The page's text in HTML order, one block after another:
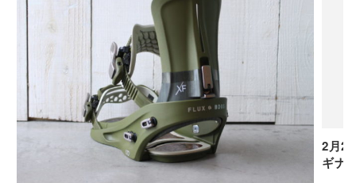
2月
ギナ